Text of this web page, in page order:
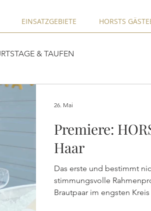
EINSATZGEBIETE HORSTS
& TAUFEN
Premiere:
Haar
Das erste und bestimmt
stimmungsvolle
Brautpaar im engsten
26. Mai